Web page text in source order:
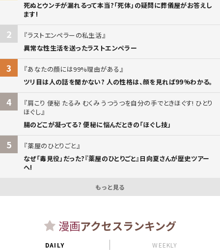
死ぬとウンチが漏れるって本当?「死体」の疑問に葬儀屋がお答えし
ます!
2
ラストエンペラーの私生活
異常な性生活を送ったラストエンペラー
3
あなたの顔には99%理由がある
ツリ目は人の話を聞かない? 人の性格は、顔を見れば99%わかる。
4
肩こり 便秘 たるみ むくみ うつうつを自分の手でときほぐす! ひとり
ほぐし
腸のどこが凝ってる? 便秘に悩んだときの「ほぐし技」
5
薬屋のひとりごと
なぜ「毒見役」だった?『薬屋のひとりごと』日向夏さんが歴史ツアー
へ!
もっと見る
漫画アクセスランキング
DAILY WEEKLY